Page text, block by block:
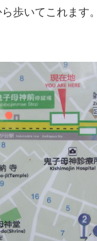
歩いてこれます。